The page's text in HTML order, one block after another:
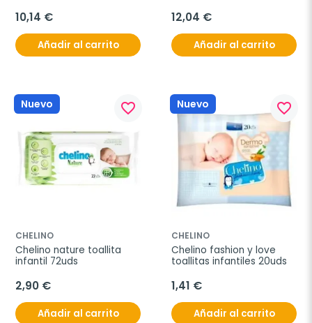
10,14 €
Añadir al carrito
12,04 €
Añadir al carrito
Nuevo favorite_border
CHELINO
Chelino nature toallita
infantil 72uds
2,90 €
Añadir al carrito
Nuevo favorite_border
CHELINO
Chelino fashion y love
toallitas infantiles 20uds
1,41 €
Añadir al carrito